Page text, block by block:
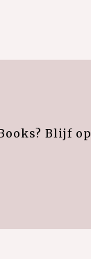
Blijf op